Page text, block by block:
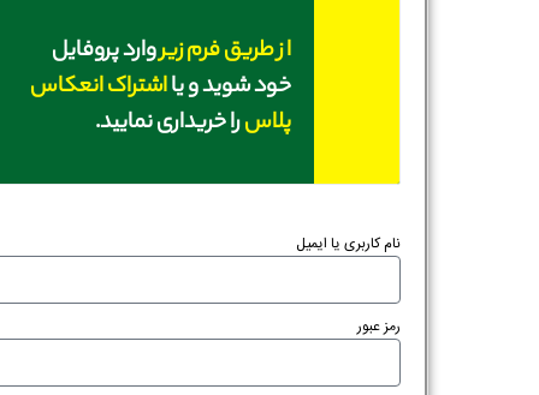
از طریق فرم زیروارد پروفایل
خود شوید و یااشتراک انعکاس
پلاسرا خریداری نمایید.
نام کاربری یا ایمیل
رمز عبور